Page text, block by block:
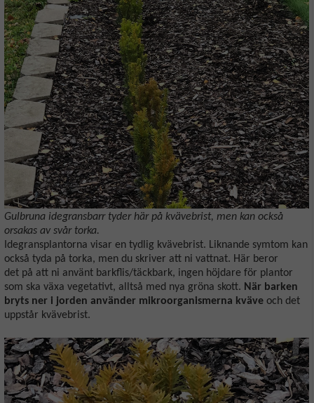
Gulbruna idegransbarr tyder här på kvävebrist, men kan också
orsakas av svår torka.
Idegransplantorna visar en tydlig kvävebrist. Liknande symtom kan
också tyda på torka, men du skriver att ni vattnat. Här beror
det på att ni använt barkflis/täckbark, ingen höjdare för plantor
som ska växa vegetativt, alltså med nya gröna skott. När barken
bryts ner i jorden använder mikroorganismerna kväve och det
uppstår kvävebrist.